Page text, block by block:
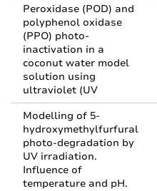
Peroxidase (POD) and
polyphenol oxidase
(PPO) photo-
inactivation in a
coconut water model
solution using
ultraviolet (UV
Modelling of 5-
hydroxymethylfurfural
photo-degradation by
UV irradiation.
Influence of
temperature and pH.